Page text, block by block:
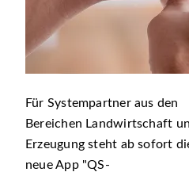
Für Systempartner aus den
Bereichen Landwirtschaft
Erzeugung steht ab sofort
neue App
QS-